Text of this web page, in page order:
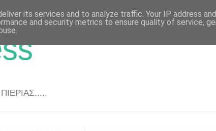
its services and to analyze traffic. Your IP address
and security metrics to ensure quality of service,